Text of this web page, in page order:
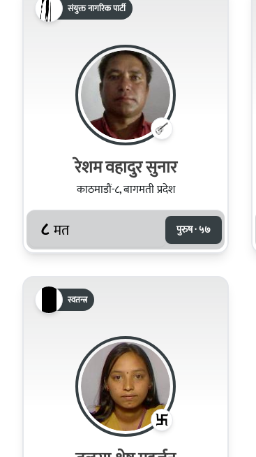
संयुक्त नागरिक पार्टी
रेशम वहादुर सुनार
काठमाडौं-८, बागमती प्रदेश
८ मत पुरुष · ५७
स्वतन्त्र